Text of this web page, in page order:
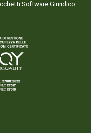
Software Giuridico